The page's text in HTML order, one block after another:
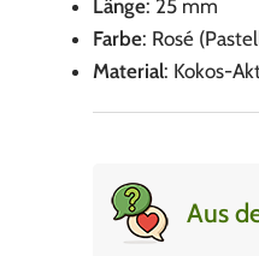
Länge: 25 mm
Farbe: Rosé
Material: Kokos-
Aus